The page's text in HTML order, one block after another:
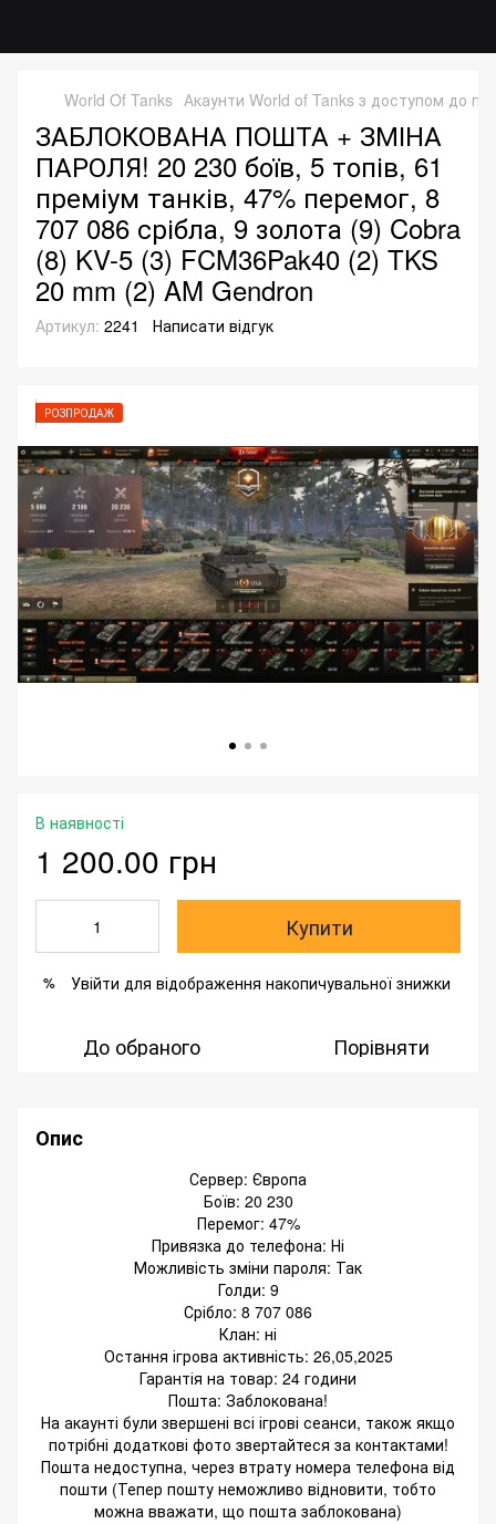
World Of Tanks Акаунти World of Tanks з доступом до
ЗАБЛОКОВАНА ПОШТА + ЗМІНА
ПАРОЛЯ! 20 230 боїв, 5 топів, 61
преміум танків, 47% перемог, 8
707 086 срібла, 9 золота (9) Cobra
(8) KV-5 (3) FCM36Pak40 (2) TKS
20 mm (2) AM Gendron
Артикул: 2241 Написати відгук
РОЗПРОДАЖ
В наявності
1 200.00 грн
Купити
% Увійти для відображення накопичувальної знижки
До обраного Порівняти
Опис
Сервер: Європа
Боїв: 20 230
Перемог: 47%
Привязка до телефона: Ні
Можливість зміни пароля: Так
Голди: 9
Срібло: 8 707 086
Клан: ні
Остання ігрова активність: 26,05,2025
Гарантія на товар: 24 години
Пошта: Заблокована!
На акаунті були звершені всі ігрові сеанси, також якщо
потрібні додаткові фото звертайтеся за контактами!
Пошта недоступна, через втрату номера телефона від
пошти (Тепер пошту неможливо відновити, тобто
можна вважати, що пошта заблокована)